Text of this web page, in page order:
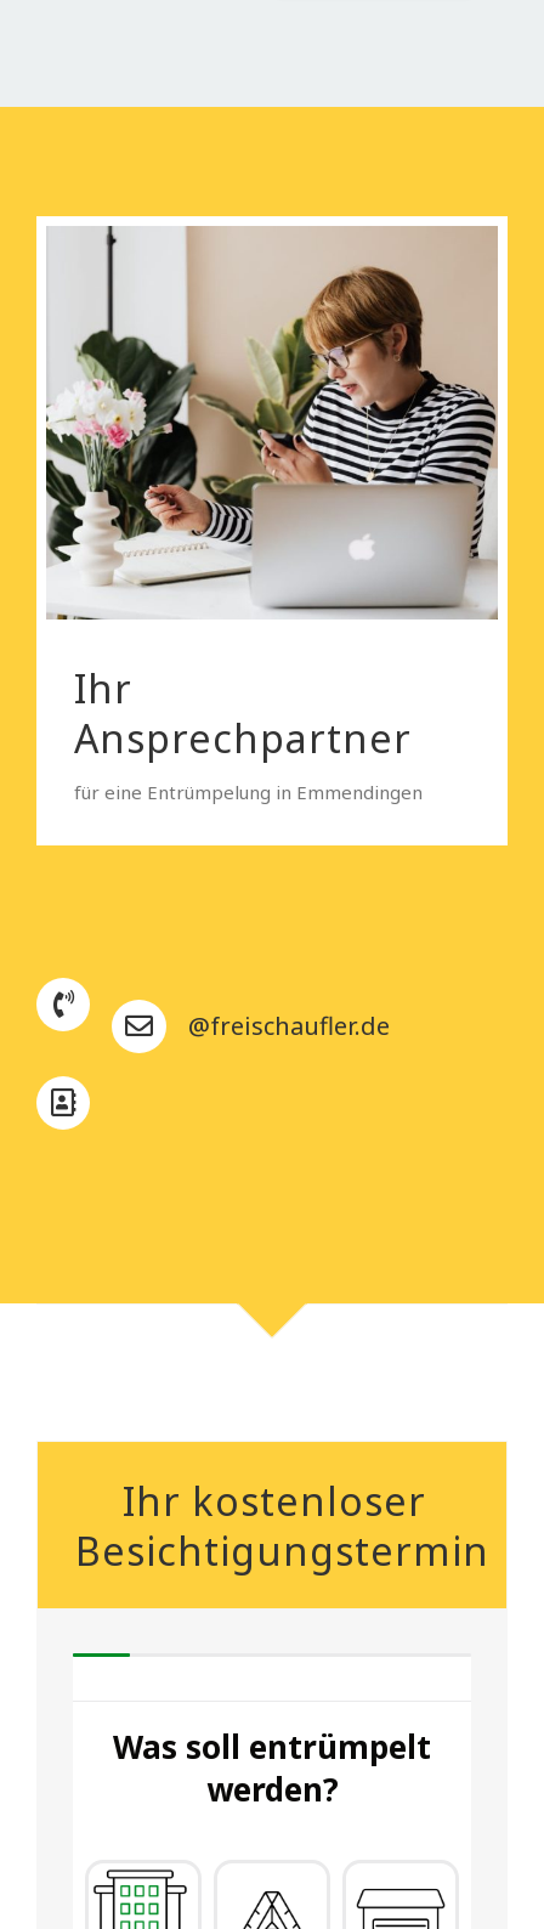
Ihr
Ansprechpartner
für eine Entrümpelung in Emmendingen
@freischaufler.de
Ihr kostenloser
Besichtigungstermin